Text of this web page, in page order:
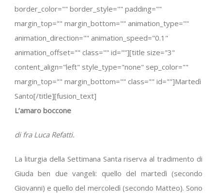
border_color="" border_style="" padding=""
margin_top="" margin_bottom="" animation_type=""
animation_direction="" animation_speed="0.1"
animation_offset="" class="" id=""][title size="3"
content_align="left" style_type="none" sep_color=""
margin_top="" margin_bottom="" class="" id=""]Martedì
Santo[/title][fusion_text]
L’amaro boccone
di fra Luca Refatti.
La liturgia della Settimana Santa riserva al tradimento di
Giuda ben due vangeli: quello del martedì (secondo
Giovanni) e quello del mercoledì (secondo Matteo). Sono